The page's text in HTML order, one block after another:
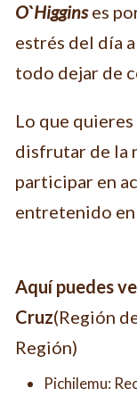
O`Higginses
estrés del día
todo dejar de
Lo que
disfrutar de la
participar en
entretenido en
Aquí puedes
Cruz(Región
Región)
Pichilemu: